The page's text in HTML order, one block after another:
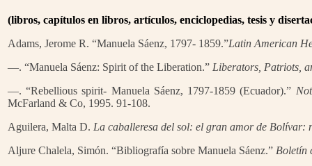
(libros, capítulos en libros, artículos, enciclopedias, tesis y
Adams, Jerome R. “Manuela Sáenz, 1797- 1859.”Latin American
—. “Manuela Sáenz: Spirit of the Liberation.” Liberators, Patriots,
—. “Rebellious spirit- Manuela Sáenz, 1797-1859 (Ecuador).”
McFarland & Co, 1995. 91-108.
Aguilera, Malta D. La caballeresa del sol: el gran amor de Bolívar:
Aljure Chalela, Simón. “Bibliografía sobre Manuela Sáenz.” Boletín